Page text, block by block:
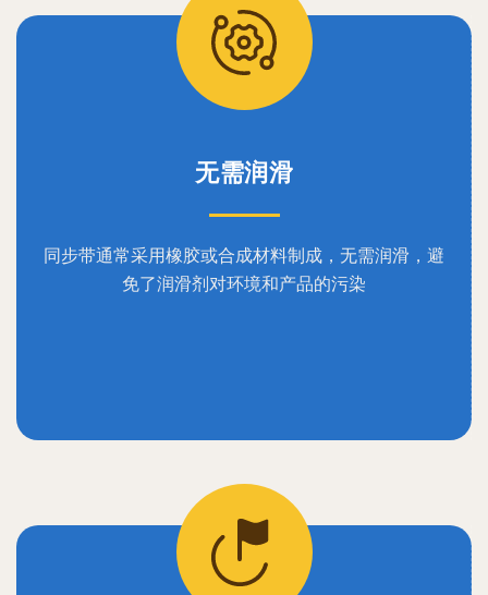
无需润滑
同步带通常采用橡胶或合成材料制成，无需润滑，避
免了润滑剂对环境和产品的污染